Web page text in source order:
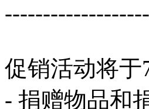
促销活动将于
- 捐赠物品和